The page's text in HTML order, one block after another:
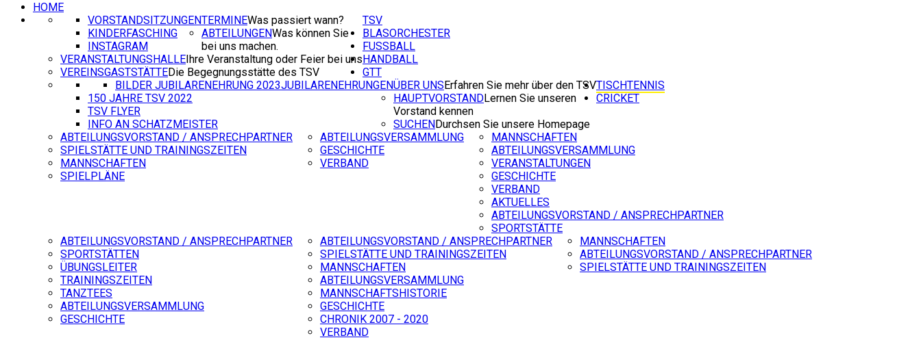
HOME
TSV
TERMINEWas passiert wann?
VORSTANDSITZUNGEN
KINDERFASCHING
INSTAGRAM
ABTEILUNGENWas können Sie
bei uns machen.
VERANSTALTUNGSHALLE Ihre Veranstaltung oder Feier bei uns
VEREINSGASTSTÄTTEDie Begegnungsstätte des TSV
ÜBER UNS Erfahren Sie mehr über den TSV
JUBILARENEHRUNGEN
BILDER JUBILARENEHRUNG 2023
150 JAHRE TSV 2022
TSV FLYER
INFO AN SCHATZMEISTER
HAUPTVORSTANDLernen Sie unseren
Vorstand kennen
SUCHEN Durchsen Sie unsere Homepage
BLASORCHESTER
FUSSBALL
ABTEILUNGSVORSTAND / ANSPRECHPARTNER
SPIELSTÄTTE UND TRAININGSZEITEN
MANNSCHAFTEN
SPIELPLÄNE
ABTEILUNGSVERSAMMLUNG
GESCHICHTE
VERBAND
HANDBALL
MANNSCHAFTEN
ABTEILUNGSVERSAMMLUNG
VERANSTALTUNGEN
GESCHICHTE
VERBAND
AKTUELLES
ABTEILUNGSVORSTAND / ANSPRECHPARTNER
SPORTSTÄTTE
GTT
ABTEILUNGSVORSTAND / ANSPRECHPARTNER
SPORTSTÄTTEN
ÜBUNGSLEITER
TRAININGSZEITEN
TANZTEES
ABTEILUNGSVERSAMMLUNG
GESCHICHTE
TISCHTENNIS
ABTEILUNGSVORSTAND / ANSPRECHPARTNER
SPIELSTÄTTE UND TRAININGSZEITEN
MANNSCHAFTEN
ABTEILUNGSVERSAMMLUNG
MANNSCHAFTSHISTORIE
GESCHICHTE
CHRONIK 2007 - 2020
VERBAND
CRICKET
MANNSCHAFTEN
ABTEILUNGSVORSTAND / ANSPRECHPARTNER
SPIELSTÄTTE UND TRAININGSZEITEN